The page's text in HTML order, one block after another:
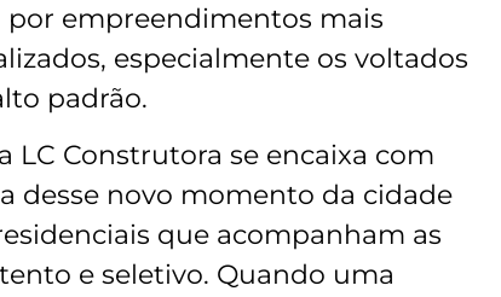
empreendimentos mais
especialmente os voltados
padrão.
LC Construtora se encaixa com
desse novo momento da cidade
que acompanham as
e seletivo. Quando uma